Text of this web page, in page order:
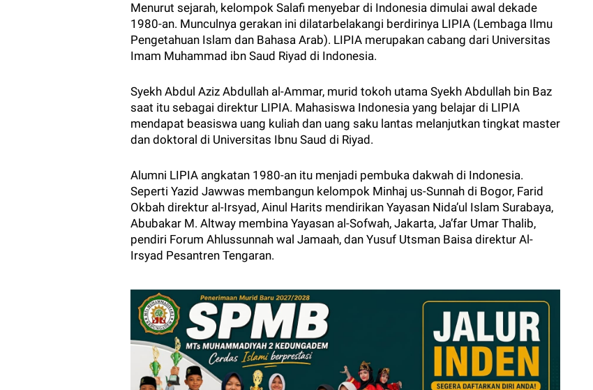
Menurut sejarah, kelompok Salafi menyebar di Indonesia dimulai awal dekade
1980-an. Munculnya gerakan ini dilatarbelakangi berdirinya LIPIA (Lembaga Ilmu
Pengetahuan Islam dan Bahasa Arab). LIPIA merupakan cabang dari Universitas
Imam Muhammad ibn Saud Riyad di Indonesia.
Syekh Abdul Aziz Abdullah al-Ammar, murid tokoh utama Syekh Abdullah bin Baz
saat itu sebagai direktur LIPIA. Mahasiswa Indonesia yang belajar di LIPIA
mendapat beasiswa uang kuliah dan uang saku lantas melanjutkan tingkat master
dan doktoral di Universitas Ibnu Saud di Riyad.
Alumni LIPIA angkatan 1980-an itu menjadi pembuka dakwah di Indonesia.
Seperti Yazid Jawwas membangun kelompok Minhaj us-Sunnah di Bogor, Farid
Okbah direktur al-Irsyad, Ainul Harits mendirikan Yayasan Nida’ul Islam Surabaya,
Abubakar M. Altway membina Yayasan al-Sofwah, Jakarta, Ja’far Umar Thalib,
pendiri Forum Ahlussunnah wal Jamaah, dan Yusuf Utsman Baisa direktur Al-
Irsyad Pesantren Tengaran.